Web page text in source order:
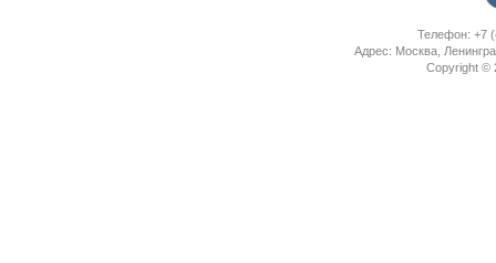
Телефон: +7
Адрес: Москва,
Copyright ©